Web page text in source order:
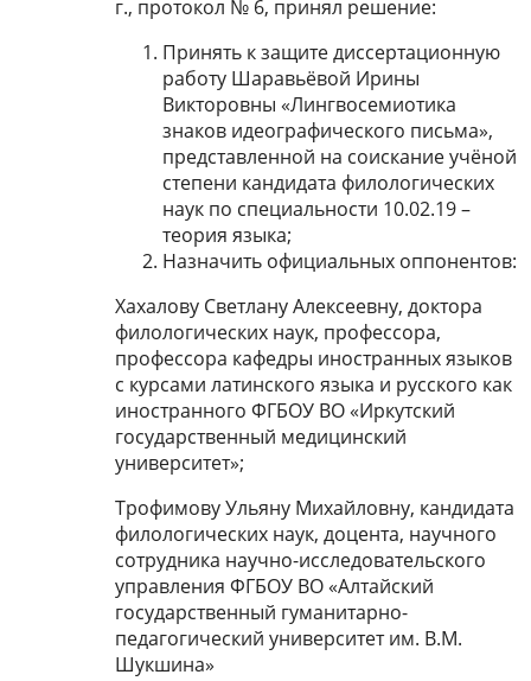
г., протокол № 6, принял решение:
Принять к защите диссертационную
работу Шаравьёвой Ирины
Викторовны «Лингвосемиотика
знаков идеографического письма»,
представленной на соискание учёной
степени кандидата филологических
наук по специальности 10.02.19 –
теория языка;
Назначить официальных оппонентов:
Хахалову Светлану Алексеевну, доктора
филологических наук, профессора,
профессора кафедры иностранных языков
с курсами латинского языка и русского как
иностранного ФГБОУ ВО «Иркутский
государственный медицинский
университет»;
Трофимову Ульяну Михайловну, кандидата
филологических наук, доцента, научного
сотрудника научно-исследовательского
управления ФГБОУ ВО «Алтайский
государственный гуманитарно-
педагогический университет им. В.М.
Шукшина»